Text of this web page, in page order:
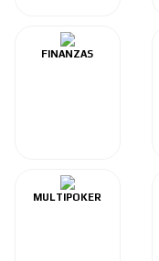
FINANZAS
MULTIPOKER